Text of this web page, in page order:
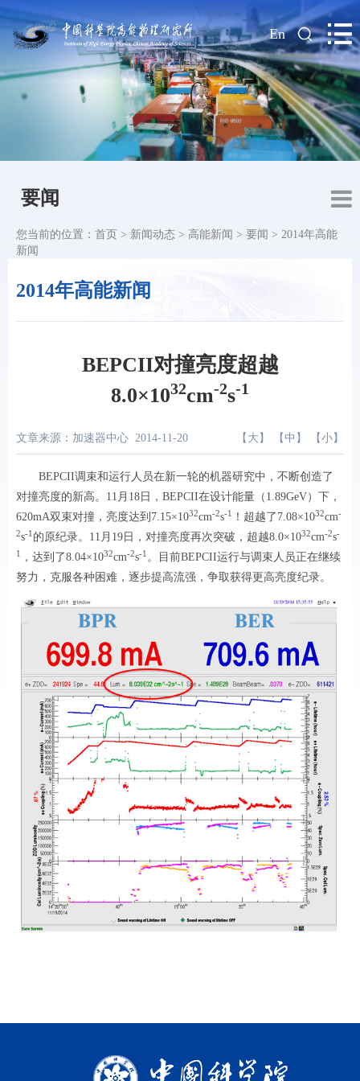
| En
要闻
2014年高能新闻
您当前的位置： 首页 > 新闻动态 > 高能新闻 > 要闻 > 2014年高能
新闻
BEPCII对撞亮度超越
8.0×1032cm-2s-1
文章来源：加速器中心 2014-11-20 【 大 】 【 中 】 【 小 】
BEPCII调束和运行人员在新一轮的机器研究中，不断创造了
对撞亮度的新高。 11 月 18 日， BEPCII在设计能量（ 1.89GeV）下，
620mA双束对撞，亮度达到 7.15×1032cm-2s-1 ！ 超越了 7.08×1032cm-
2s-1 的原纪录。 11 月 19 日，对撞亮度再次突破，超越8.0×1032cm-2s-
1 ，达到了8.04×1032cm-2s-1 。目前BEPCII运行与调束人员正在继续
努力，克服各种困难，逐步提高流强，争取获得更高亮度纪录。